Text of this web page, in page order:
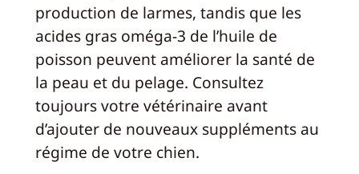
production de larmes, tandis que les
acides gras oméga-3 de l’huile de
poisson peuvent améliorer la santé de
la peau et du pelage. Consultez
toujours votre vétérinaire avant
d’ajouter de nouveaux suppléments au
régime de votre chien.